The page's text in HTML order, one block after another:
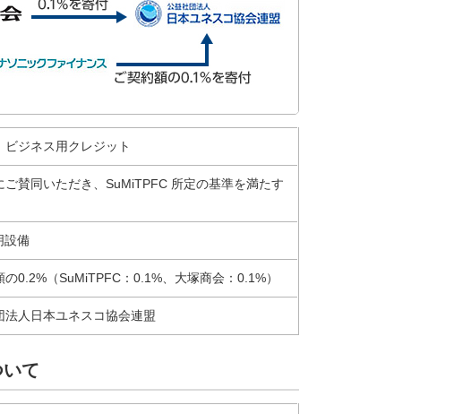
ビジネス用クレジット
ご賛同いただき、SuMiTPFC 所定の基準を満たす
設備
の0.2%（SuMiTPFC：0.1%、大塚商会：0.1%）
法人日本ユネスコ協会連盟
て